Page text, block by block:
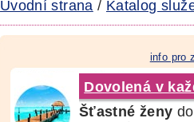
Úvodní strana / Katalog
info pro
Dovolená v
Šťastné ženy